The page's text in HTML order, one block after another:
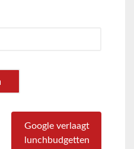
Google verlaagt
lunchbudgetten